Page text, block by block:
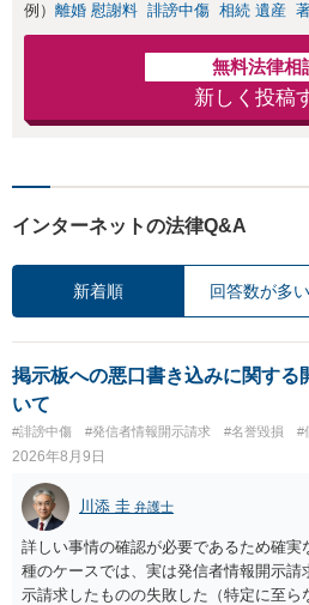
例） 離婚 慰謝料 誹謗中傷 相続 遺産
無料法律相
新しく投稿
インターネットの法律Q&A
新着順 回答数が多
掲示板への悪口書き込みに関する
いて
#誹謗中傷 #発信者情報開示請求 #名誉毀損 #
2026年8月9日
川添 圭 弁護士
詳しい事情の確認が必要であるため確
種のケースでは、実は発信者情報開示請
示請求したものの失敗した（特定に至